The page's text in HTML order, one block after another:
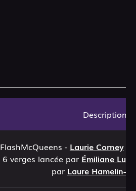
Description
FlashMcQueens - Laurie Corney
6 verges lancée par Émiliane
par Laure Hamelin-